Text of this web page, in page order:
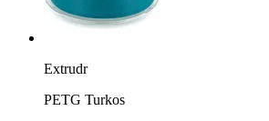
Extrudr
PETG Turkos